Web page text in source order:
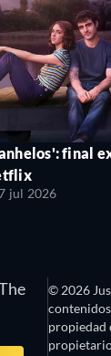
final
jul 2026
© 2026
propiedad